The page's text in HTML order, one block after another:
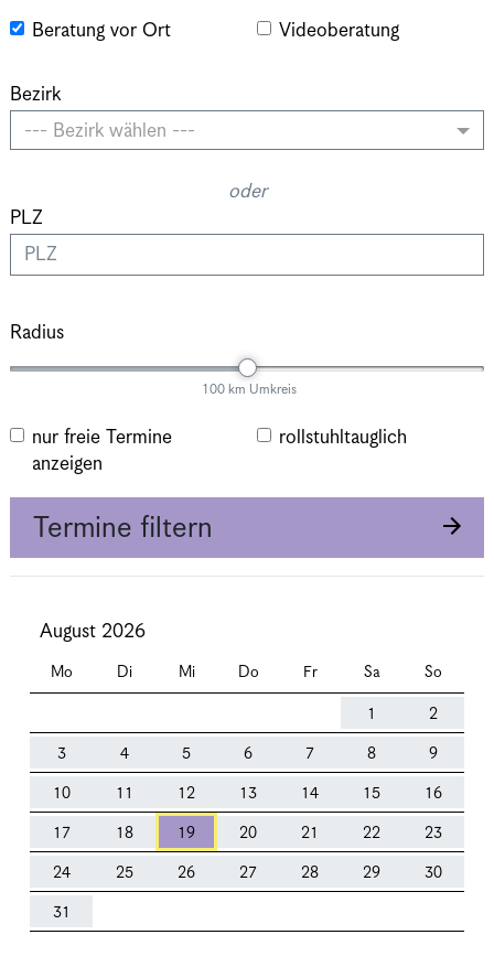
Beratung vor Ort Videoberatung
Bezirk
--- Bezirk wählen ---
oder
PLZ
Radius
100 km Umkreis
nur freie Termine
anzeigen
rollstuhltauglich
Termine filtern
August 2026
Mo Di Mi Do Fr Sa So
1 2
3 4 5 6 7 8 9
10 11 12 13 14 15 16
17 18 19 20 21 22 23
24 25 26 27 28 29 30
31